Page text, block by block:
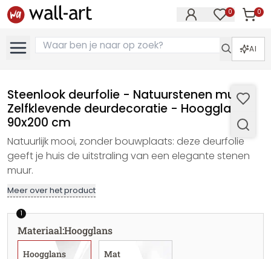
0 0
AI
Steenlook deurfolie - Natuurstenen muur -
Zelfklevende deurdecoratie - Hoogglans,
90x200 cm
Natuurlijk mooi, zonder bouwplaats: deze deurfolie
geeft je huis de uitstraling van een elegante stenen
muur.
Meer over het product
1
Materiaal:Hoogglans
Hoogglans Mat